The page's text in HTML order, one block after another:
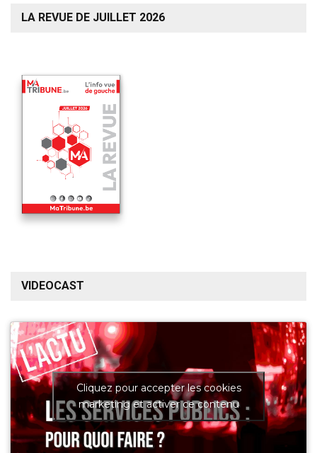
LA REVUE DE JUILLET 2026
VIDEOCAST
Cliquez pour accepter les cookies
marketing et activer ce contenu